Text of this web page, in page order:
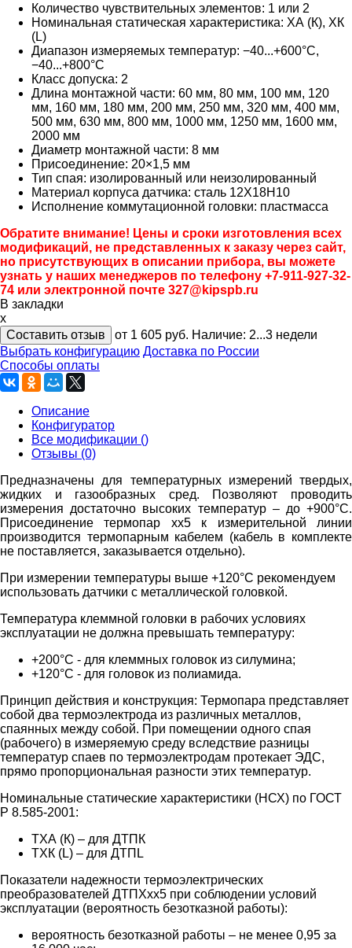
Количество чувствительных элементов: 1 или 2
Номинальная статическая характеристика: ХА (К), ХК
(L)
Диапазон измеряемых температур: −40...+600°С,
−40...+800°С
Класс допуска: 2
Длина монтажной части: 60 мм, 80 мм, 100 мм, 120
мм, 160 мм, 180 мм, 200 мм, 250 мм, 320 мм, 400 мм,
500 мм, 630 мм, 800 мм, 1000 мм, 1250 мм, 1600 мм,
2000 мм
Диаметр монтажной части: 8 мм
Присоединение: 20×1,5 мм
Тип спая: изолированный или неизолированный
Материал корпуса датчика: сталь 12Х18Н10
Исполнение коммутационной головки: пластмасса
Обратите внимание! Цены и сроки изготовления всех
модификаций, не представленных к заказу через сайт,
но присутствующих в описании прибора, вы можете
узнать у наших менеджеров по телефону +7-911-927-32-
74 или электронной почте 327@kipspb.ru
В закладки
x
Составить отзыв
от 1 605 руб. Наличие: 2...3 недели
Выбрать конфигурацию Доставка по России
Способы оплаты
Описание
Конфигуратор
Все модификации ()
Отзывы (0)
Предназначены для температурных измерений твердых,
жидких и газообразных сред. Позволяют проводить
измерения достаточно высоких температур – до +900°С.
Присоединение термопар хх5 к измерительной линии
производится термопарным кабелем (кабель в комплекте
не поставляется, заказывается отдельно).
При измерении температуры выше +120°C рекомендуем
использовать датчики с металлической головкой.
Температура клеммной головки в рабочих условиях
эксплуатации не должна превышать температуру:
+200°C - для клеммных головок из силумина;
+120°C - для головок из полиамида.
Принцип действия и конструкция: Термопара представляет
собой два термоэлектрода из различных металлов,
спаянных между собой. При помещении одного спая
(рабочего) в измеряемую среду вследствие разницы
температур спаев по термоэлектродам протекает ЭДС,
прямо пропорциональная разности этих температур.
Номинальные статические характеристики (НСХ) по ГОСТ
Р 8.585-2001:
ТХА (К) – для ДТПК
ТХК (L) – для ДТПL
Показатели надежности термоэлектрических
преобразователей ДТПХхх5 при соблюдении условий
эксплуатации (вероятность безотказной работы):
вероятность безотказной работы – не менее 0,95 за